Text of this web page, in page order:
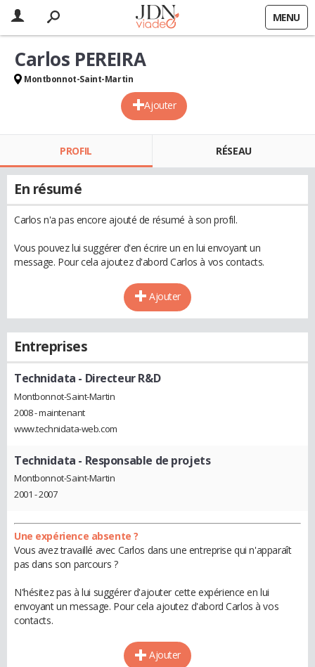
MENU
Ajouter
Carlos PEREIRA
Montbonnot-Saint-Martin
PROFIL RÉSEAU
En résumé
Carlos n'a pas encore ajouté de résumé à son profil.
Vous pouvez lui suggérer d'en écrire un en lui envoyant un
message. Pour cela ajoutez d'abord Carlos à vos contacts.
Ajouter
Entreprises
Technidata - Directeur R&D
Montbonnot-Saint-Martin
2008 - maintenant
www.technidata-web.com
Technidata - Responsable de projets
Montbonnot-Saint-Martin
2001 - 2007
Une expérience absente ?
Vous avez travaillé avec Carlos dans une entreprise qui n'apparaît
pas dans son parcours ?
N'hésitez pas à lui suggérer d'ajouter cette expérience en lui
envoyant un message. Pour cela ajoutez d'abord Carlos à vos
contacts.
Ajouter